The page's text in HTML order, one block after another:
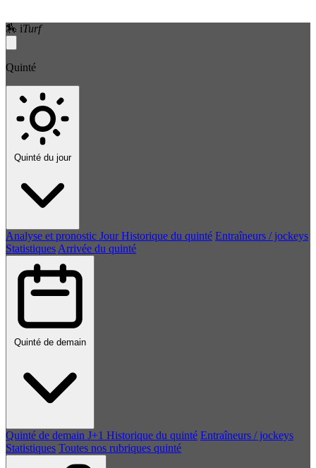
🏇 iTurf
Quinté
Quinté du jour
Analyse et pronostic Jour Historique du quinté Entraîneurs / jockeys
Statistiques Arrivée du quinté
Quinté de demain
Quinté de demain J+1 Historique du quinté Entraîneurs / jockeys
Statistiques Toutes nos rubriques quinté